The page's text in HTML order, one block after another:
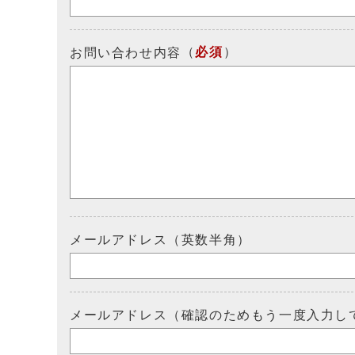
お問い合わせ内容 （ 必須 ）
メールアドレス（英数半角）
メールアドレス（確認のためもう一度入力し